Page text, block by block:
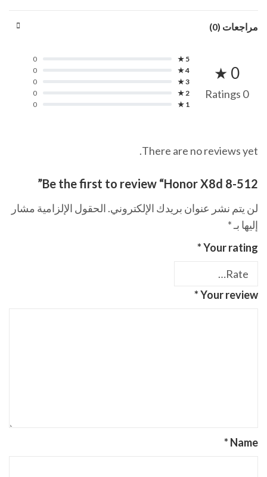
مراجعات (0)
0 ★
0 Ratings
5 ★
0
4 ★
0
3 ★
0
2 ★
0
1 ★
0
There are no reviews yet.
Be the first to review “Honor X8d 8-512”
لن يتم نشر عنوان بريدك الإلكتروني. الحقول الإلزامية مشار
إليها بـ*
Your rating
*
Your review
*
Name
*